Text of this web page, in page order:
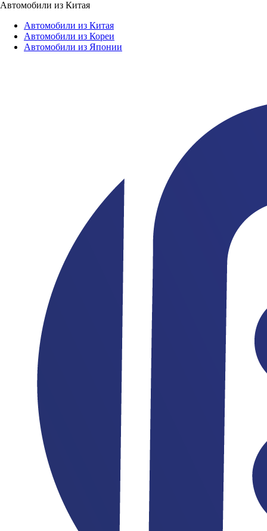
Автомобили из Китая
Автомобили из Китая
Автомобили из Кореи
Автомобили из Японии